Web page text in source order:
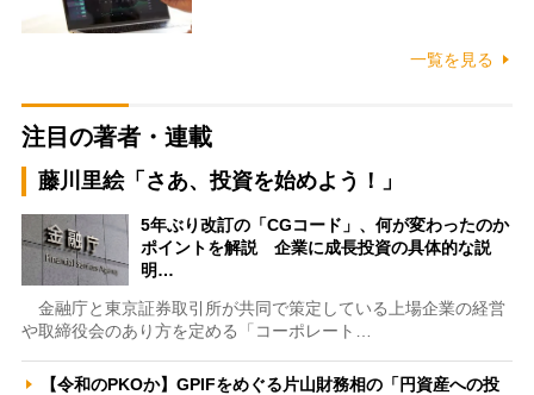
一覧を見る
注目の著者・連載
藤川里絵「さあ、投資を始めよう！」
5年ぶり改訂の「CGコード」、何が変わったのか
ポイントを解説 企業に成長投資の具体的な説
明…
金融庁と東京証券取引所が共同で策定している上場企業の経営
や取締役会のあり方を定める「コーポレート…
【令和のPKOか】GPIFをめぐる片山財務相の「円資産への投